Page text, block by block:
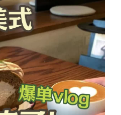
实干家直播间
新零售茶会
门店经营增长公开课
战略合作